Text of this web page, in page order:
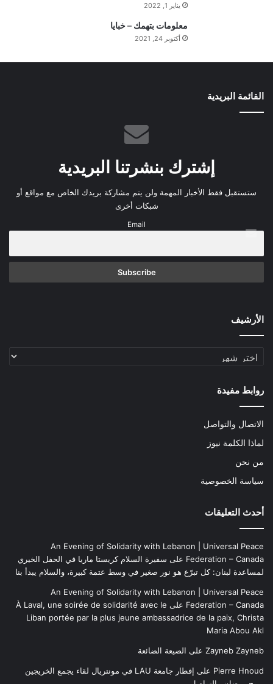
ي
م
يناير 1, 2022
معلومات بتهمك – خبايا
أكتوبر 24, 2021
القائمة البريدية
إشترك بنشرتنا البريدية
ستستقبل فقط الأخبار المهمة ولن يتم مشاركة بريدك الخاص مع مواقع أو
شبكات أخرى
Email
الأرشيف
الأرشيف
روابط مفيدة
الاتصال والتواصل
لماذا الكلمة نيوز
من نحن
سياسة الخصوصية
أحدث التعليقات
An Evening of Solidarity with Lebanon | Universal Peace
Federation – Canada على سفيرة السلام كريستا ماريا في الحفل الخيري
لمساعدة لبنان: كل تبرّع هو نور صغير في وسط عتمة كبيرة، والسلام يبدأ بنا
An Evening of Solidarity with Lebanon | Universal Peace
Federation – Canada على À Laval, une soirée de solidarité avec le
Liban portée par la plus jeune ambassadrice de la paix, Christa
Maria Abou Akl
Zayneb Zayneb على الضيعة الضائعة
Pierre Hnoud على
إفطار جامعة LAU في مونتريال لقاء يجمع الخريجين